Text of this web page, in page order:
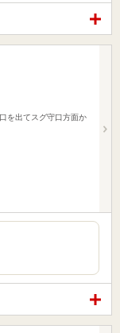
を出てスグ守口方面か